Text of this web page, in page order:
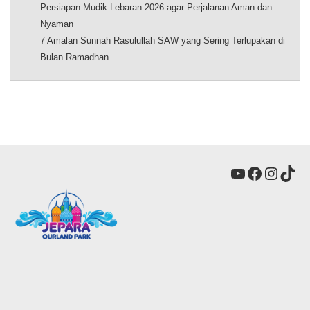
Persiapan Mudik Lebaran 2026 agar Perjalanan Aman dan
Nyaman
7 Amalan Sunnah Rasulullah SAW yang Sering Terlupakan di
Bulan Ramadhan
YouTube